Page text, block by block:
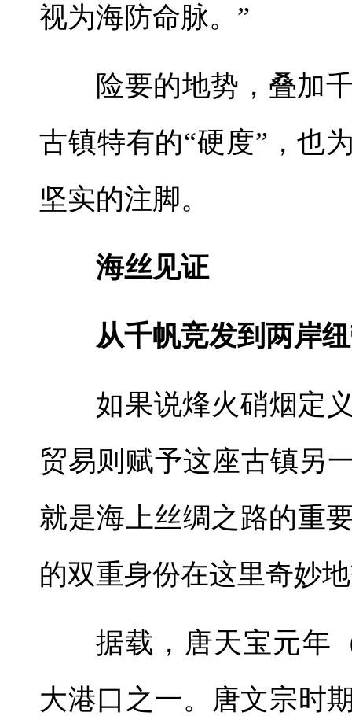
视为海防命脉。”
险要的地势，叠加
古镇特有的“硬度”，也
坚实的注脚。
海丝见证
从千帆竞发到两岸
如果说烽火硝烟定
贸易则赋予这座古镇另
就是海上丝绸之路的重
的双重身份在这里奇妙
据载，唐天宝元年
大港口之一。唐文宗时